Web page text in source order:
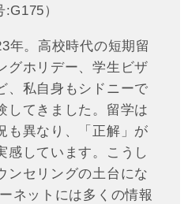
）
年。高校時代の短期留
グホリデー、学生ビザ
、私自身もシドニーで
してきました。留学は
も異なり、「正解」が
感しています。こうし
ンセリングの土台にな
ネットには多くの情報